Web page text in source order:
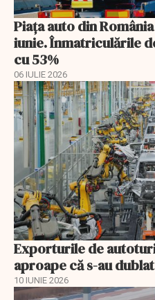
Piața auto din
iunie. Înmatriculările
cu 53%
06 IULIE 2026
Exporturile de
aproape că s-au dublat
10 IUNIE 2026